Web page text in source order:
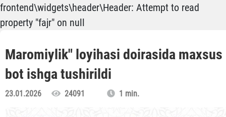
frontend\widgets\header\Header: Attempt to read
property "fajr" on null
Maromiylik" loyihasi doirasida maxsus
bot ishga tushirildi
23.01.2026 24091 1 min.